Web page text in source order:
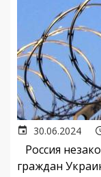
30.06.2024
Россия
граждан